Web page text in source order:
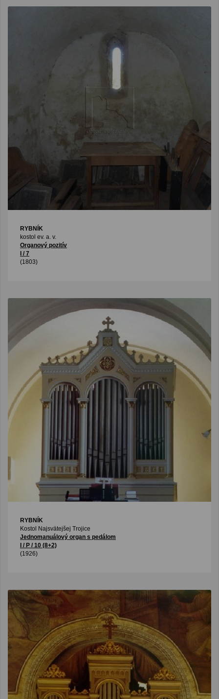
RYBNÍK
kostol ev. a. v.
Organový pozitív
I / 7
(1803)
RYBNÍK
Kostol Najsvätejšej Trojice
Jednomanuálový organ s pedálom
I / P / 10 (8+2)
(1926)